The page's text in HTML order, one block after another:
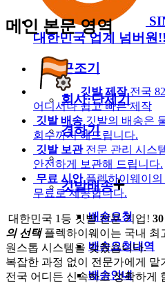
대한민국 업계 넘버원!!
근조기
회사·단체기
경하기
깃발배송
배송요청
배송요청내역
배송안내
메인 본문 영역
깃발 제작 전국
어디서나 쉽고 빠른 제작
깃발 배송 깃발의 배송은
회수까지 해드립니다.
깃발 보관 전문 관리 시스
안전하게 보관해 드립니다.
무료 시안 플렉하이웨이
무료로 제공합니다.
대한민국 1등 깃발 전문 기업!
의 선택 플렉하이웨이는 국내 최
원스톱 시스템을 갖췄습니다.
복잡한 과정 없이 전문가에게 맡
전국 어디든 신속하고 정확하게